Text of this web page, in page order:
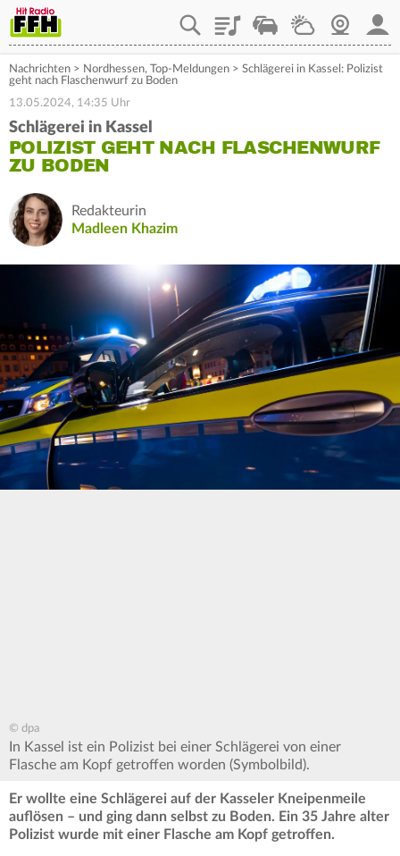
PlaylistStaupilotWetterWebcam
Nachrichten > Nordhessen, Top-Meldungen > Schlägerei in Kassel: Polizist
geht nach Flaschenwurf zu Boden
13.05.2024, 14:35 Uhr
Schlägerei in Kassel
POLIZIST GEHT NACH FLASCHENWURF
ZU BODEN
Redakteurin
Madleen Khazim
© dpa
In Kassel ist ein Polizist bei einer Schlägerei von einer
Flasche am Kopf getroffen worden (Symbolbild).
Er wollte eine Schlägerei auf der Kasseler Kneipenmeile
auflösen – und ging dann selbst zu Boden. Ein 35 Jahre alter
Polizist wurde mit einer Flasche am Kopf getroffen.